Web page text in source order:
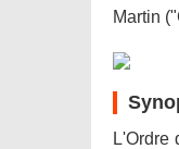
Martin
L'Ordre